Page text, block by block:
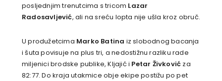
posljednjim trenutcima s tricom Lazar
Radosavljević, ali na sreću lopta nije ušla kroz obruč.
U produžetcima Marko Batina iz slobodnog bacanja
i šuta povisuje na plus tri, a nedostižnu razliku rade
miljenici brodske publike, Kljajić i Petar Živković za
82:77. Do kraja utakmice obje ekipe postižu po pet